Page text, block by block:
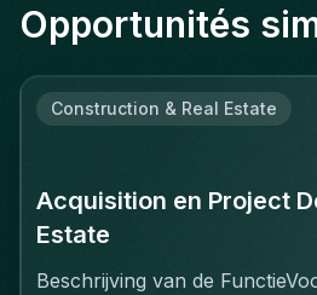
Opportunités
Construction & Real Estate
Acquisition en Project
Estate
Beschrijving van de